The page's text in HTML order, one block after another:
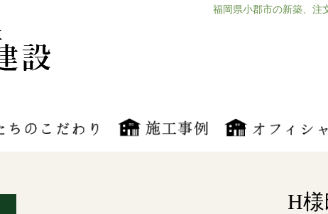
福岡県小郡市の新築、注
H